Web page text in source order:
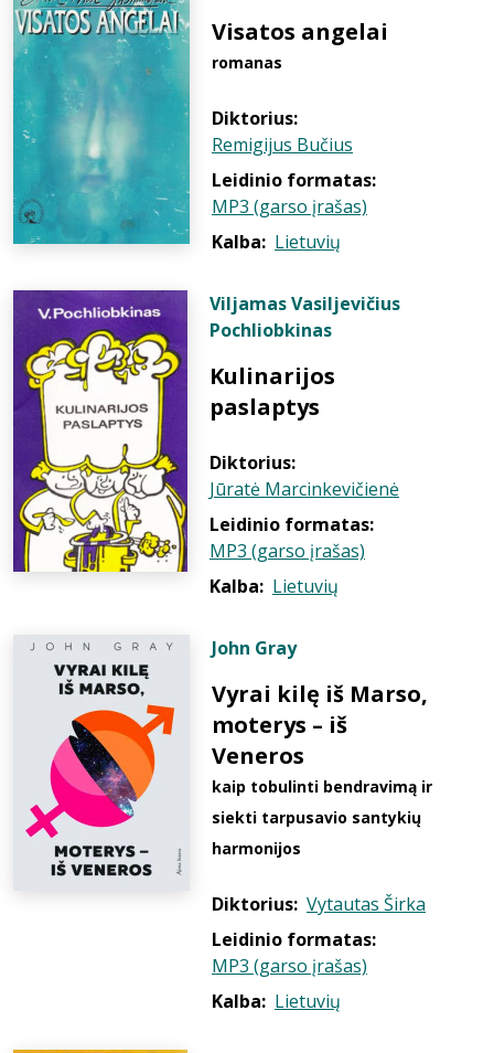
Visatos angelai
romanas
Diktorius:
Remigijus Bučius
Leidinio formatas:
MP3 (garso įrašas)
Kalba: Lietuvių
Viljamas Vasiljevičius
Pochliobkinas
Kulinarijos
paslaptys
Diktorius:
Jūratė Marcinkevičienė
Leidinio formatas:
MP3 (garso įrašas)
Kalba: Lietuvių
John Gray
Vyrai kilę iš Marso,
moterys – iš
Veneros
kaip tobulinti bendravimą ir
siekti tarpusavio santykių
harmonijos
Diktorius: Vytautas Širka
Leidinio formatas:
MP3 (garso įrašas)
Kalba: Lietuvių